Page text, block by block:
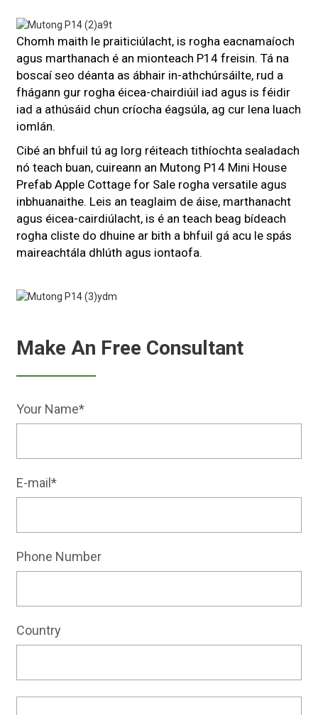
Chomh maith le praiticiúlacht, is rogha eacnamaíoch
agus marthanach é an mionteach P14 freisin. Tá na
boscaí seo déanta as ábhair in-athchúrsáilte, rud a
fhágann gur rogha éicea-chairdiúil iad agus is féidir
iad a athúsáid chun críocha éagsúla, ag cur lena luach
iomlán.
Cibé an bhfuil tú ag lorg réiteach tithíochta sealadach
nó teach buan, cuireann an Mutong P14 Mini House
Prefab Apple Cottage for Sale rogha versatile agus
inbhuanaithe. Leis an teaglaim de áise, marthanacht
agus éicea-cairdiúlacht, is é an teach beag bídeach
rogha cliste do dhuine ar bith a bhfuil gá acu le spás
maireachtála dhlúth agus iontaofa.
Make An Free Consultant
Your Name*
E-mail*
Phone Number
Country